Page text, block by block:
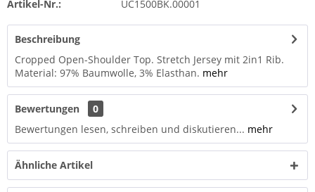
Artikel-Nr.: UC1500BK.00001
Beschreibung
Cropped Open-Shoulder Top. Stretch Jersey mit 2in1 Rib.
Material: 97% Baumwolle, 3% Elasthan. mehr
Bewertungen
0
Bewertungen lesen, schreiben und diskutieren... mehr
Ähnliche Artikel